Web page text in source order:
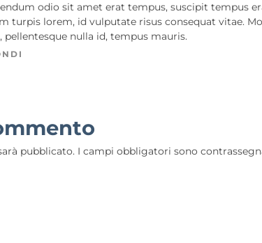
odio sit amet erat tempus, suscipit tempus
turpis lorem, id vulputate risus consequat vitae.
pellentesque nulla id, tempus mauris.
pubblicato. I campi obbligatori sono